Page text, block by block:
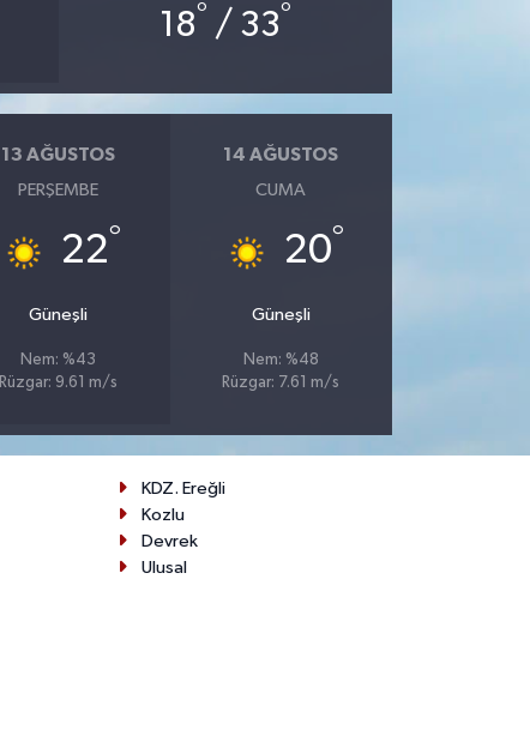
18° / 33°
13 AĞUSTOS
PERŞEMBE
22°
Güneşli
Nem: %43
Rüzgar: 9.61 m/s
14 AĞUSTOS
CUMA
20°
Güneşli
Nem: %48
Rüzgar: 7.61 m/s
KDZ. Ereğli
Kozlu
Devrek
Ulusal